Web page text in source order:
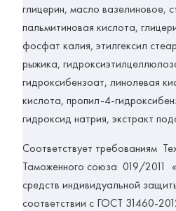
глицерин, масло вазелиновое,
пальмитиновая кислота,
фосфат калия, этилгексил
рыжика,
гидроксибензоат, линолевая
кислота, пропил-4-
гидроксид натрия, экстракт
Соответствует требованиям
Таможенного союза 019/2011
средств индивидуальной
соответствии с ГОСТ 31460-